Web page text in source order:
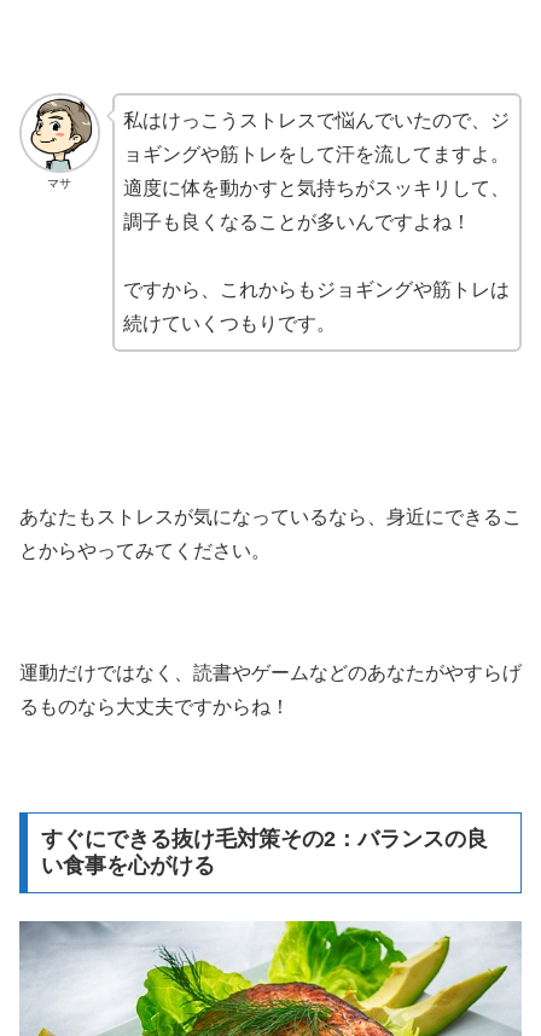
マサ
私はけっこうストレスで悩んでいたので、ジ
ョギングや筋トレをして汗を流してますよ。
適度に体を動かすと気持ちがスッキリして、
調子も良くなることが多いんですよね！
ですから、これからもジョギングや筋トレは
続けていくつもりです。
あなたもストレスが気になっているなら、身近にできるこ
とからやってみてください。
運動だけではなく、読書やゲームなどのあなたがやすらげ
るものなら大丈夫ですからね！
すぐにできる抜け毛対策その2：バランスの良
い食事を心がける